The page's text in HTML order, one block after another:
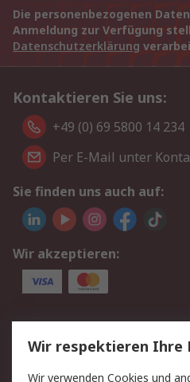
Die personenbezogenen
Anmeldung zur Verfügung
Datenschutzerklärung
Kontaktieren Sie uns:
+49 (0) 69 5800 14 234
Per E-Mail unter
Sie finden uns auch auf:
Wir akzeptieren:
Service
Value Added Services
Wir respektieren Ihre
Wir verwenden Cookies und